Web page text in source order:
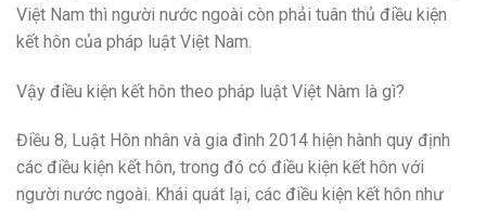
Việt Nam thì người nước ngoài còn phải tuân thủ điều kiện
kết hôn của pháp luật Việt Nam.
Vậy điều kiện kết hôn theo pháp luật Việt Nàm là gì?
Điều 8, Luật Hôn nhân và gia đình 2014 hiện hành quy định
các điều kiện kết hôn, trong đó có điều kiện kết hôn với
người nước ngoài. Khái quát lại, các điều kiện kết hôn như